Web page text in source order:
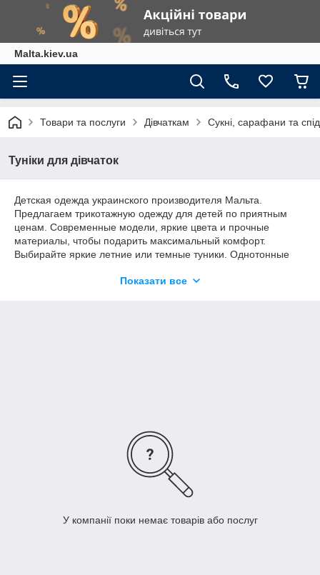
Malta.kiev.ua
Товари та послуги Дівчаткам Сукні, сарафани та
Туніки для дівчаток
Детская одежда украинского производителя Мальта.
Предлагаем трикотажную одежду для детей по приятным
ценам. Современные модели, яркие цвета и прочные
материалы, чтобы подарить максимальный комфорт.
Выбирайте яркие летние или темные туники. Однотонные
для девочек с удлиненной задней частью, с капюшоном и
Показати все
У компанії поки немає товарів або послуг